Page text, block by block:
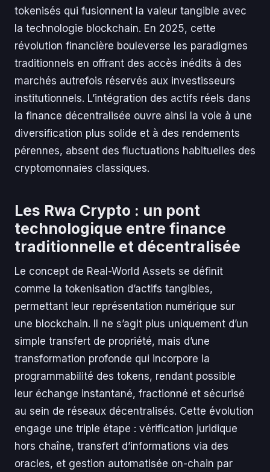
tokenisés qui fusionnent la valeur tangible avec
la technologie blockchain. En 2025, cette
révolution financière bouleverse les paradigmes
traditionnels en offrant des accès inédits à des
marchés autrefois réservés aux investisseurs
institutionnels. L’intégration des actifs réels dans
la finance décentralisée ouvre ainsi la voie à une
diversification plus solide et à des rendements
pérennes, absent des fluctuations habituelles des
cryptomonnaies classiques.
Les Rwa Crypto : un pont
technologique entre finance
traditionnelle et décentralisée
Le concept de Real-World Assets se définit
comme la tokenisation d’actifs tangibles,
permettant leur représentation numérique sur
une blockchain. Il ne s’agit plus uniquement d’un
simple transfert de propriété, mais d’une
transformation profonde qui incorpore la
programmabilité des tokens, rendant possible
leur échange instantané, fractionné et sécurisé
au sein de réseaux décentralisés. Cette évolution
engage une triple étape : vérification juridique
hors chaîne, transfert d’informations via des
oracles, et gestion automatisée on-chain par